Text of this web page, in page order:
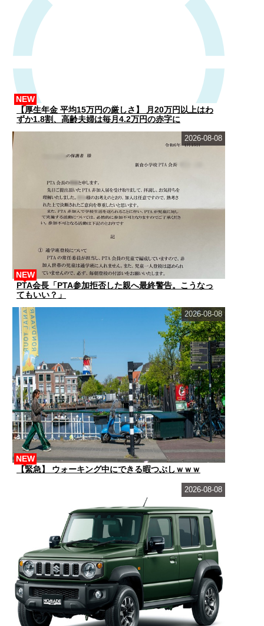
【厚生年金 平均15万円の厳しさ】 月20万円以上はわ
ずか1.8割、高齢夫婦は毎月4.2万円の赤字に
NEW
PTA会長「PTA参加拒否した親へ最終警告。こうなっ
てもいい？」
NEW
2026-08-08
【緊急】 ウォーキング中にできる暇つぶしｗｗｗ
NEW
2026-08-08
2026-08-08